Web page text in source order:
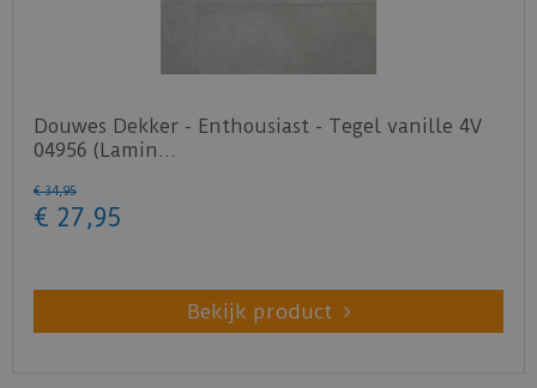
Douwes Dekker - Enthousiast - Tegel vanille 4V
04956 (Lamin…
€ 34,95
€ 27,95
Bekijk product